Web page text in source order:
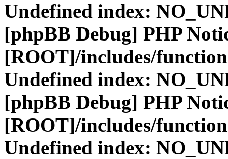
Undefined index:
[phpBB Debug] PHP
[ROOT]/includes/
Undefined index:
[phpBB Debug] PHP
[ROOT]/includes/
Undefined index: